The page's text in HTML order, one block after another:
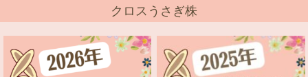
クロスうさぎ株